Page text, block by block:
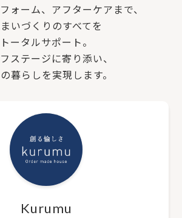
ォーム、アフターケアまで、
いづくりのすべてを
トータルサポート。
ステージに寄り添い、
暮らしを実現します。
Kurumu